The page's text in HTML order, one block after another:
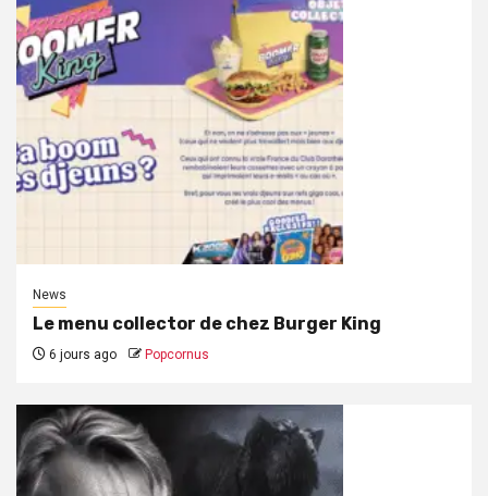
News
Le menu collector de chez Burger King
6 jours ago Popcornus